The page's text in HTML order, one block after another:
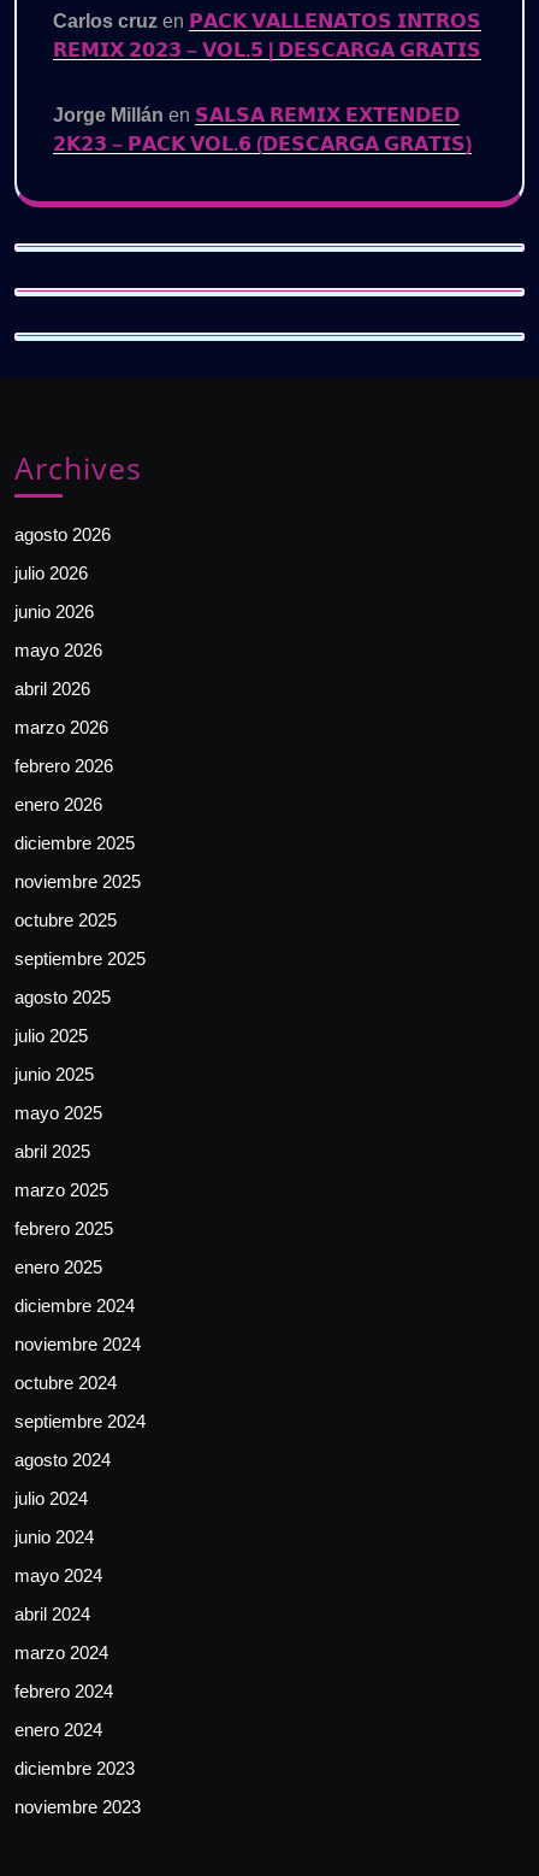
Carlos cruz en 𝗣𝗔𝗖𝗞 𝗩𝗔𝗟𝗟𝗘𝗡𝗔𝗧𝗢𝗦 𝗜𝗡𝗧𝗥𝗢𝗦
𝗥𝗘𝗠𝗜𝗫 𝟮𝟬𝟮𝟯 – 𝗩𝗢𝗟.𝟱 | 𝗗𝗘𝗦𝗖𝗔𝗥𝗚𝗔 𝗚𝗥𝗔𝗧𝗜𝗦
Jorge Millán en 𝗦𝗔𝗟𝗦𝗔 𝗥𝗘𝗠𝗜𝗫 𝗘𝗫𝗧𝗘𝗡𝗗𝗘𝗗
𝟮𝗞𝟮𝟯 – 𝗣𝗔𝗖𝗞 𝗩𝗢𝗟.𝟲 (𝗗𝗘𝗦𝗖𝗔𝗥𝗚𝗔 𝗚𝗥𝗔𝗧𝗜𝗦)
Archives
agosto 2026
julio 2026
junio 2026
mayo 2026
abril 2026
marzo 2026
febrero 2026
enero 2026
diciembre 2025
noviembre 2025
octubre 2025
septiembre 2025
agosto 2025
julio 2025
junio 2025
mayo 2025
abril 2025
marzo 2025
febrero 2025
enero 2025
diciembre 2024
noviembre 2024
octubre 2024
septiembre 2024
agosto 2024
julio 2024
junio 2024
mayo 2024
abril 2024
marzo 2024
febrero 2024
enero 2024
diciembre 2023
noviembre 2023